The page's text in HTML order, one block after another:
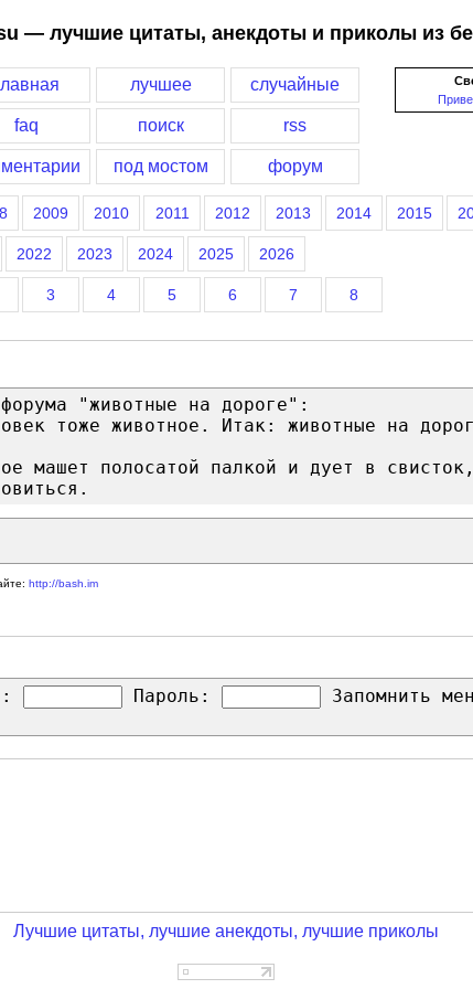
— лучшие цитаты, анекдоты и приколы из
лучшее случайные
faq поиск rss
под мостом форум
2009 2010 2011 2012 2013 2014 2015
2022 2023 2024 2025 2026
3 4 5 6 7 8
"животные на дороге":
тоже животное. Итак: животные на
машет полосатой палкой и дует в
http://bash.im
Пароль:
Запомнить
Лучшие цитаты, лучшие анекдоты, лучшие приколы